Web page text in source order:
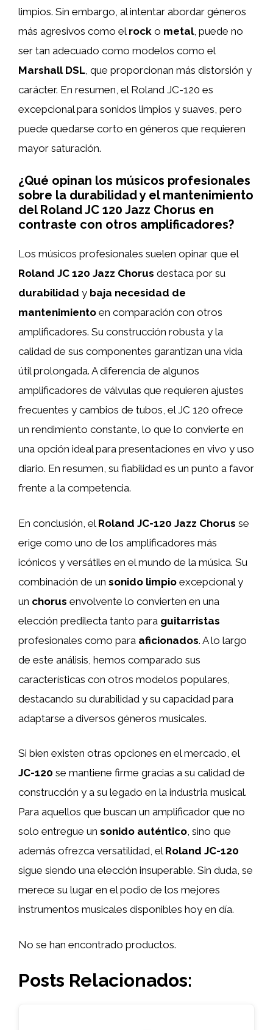
limpios. Sin embargo, al intentar abordar géneros
más agresivos como el rock o metal, puede no
ser tan adecuado como modelos como el
Marshall DSL , que proporcionan más distorsión y
carácter. En resumen, el Roland JC-120 es
excepcional para sonidos limpios y suaves, pero
puede quedarse corto en géneros que requieren
mayor saturación.
¿Qué opinan los músicos profesionales
sobre la durabilidad y el mantenimiento
del Roland JC 120 Jazz Chorus en
contraste con otros amplificadores?
Los músicos profesionales suelen opinar que el
Roland JC 120 Jazz Chorus destaca por su
durabilidad y baja necesidad de
mantenimiento en comparación con otros
amplificadores. Su construcción robusta y la
calidad de sus componentes garantizan una vida
útil prolongada. A diferencia de algunos
amplificadores de válvulas que requieren ajustes
frecuentes y cambios de tubos, el JC 120 ofrece
un rendimiento constante, lo que lo convierte en
una opción ideal para presentaciones en vivo y uso
diario. En resumen, su fiabilidad es un punto a favor
frente a la competencia.
En conclusión, el Roland JC-120 Jazz Chorus se
erige como uno de los amplificadores más
icónicos y versátiles en el mundo de la música. Su
combinación de un sonido limpio excepcional y
un chorus envolvente lo convierten en una
elección predilecta tanto para guitarristas
profesionales como para aficionados. A lo largo
de este análisis, hemos comparado sus
características con otros modelos populares,
destacando su durabilidad y su capacidad para
adaptarse a diversos géneros musicales.
Si bien existen otras opciones en el mercado, el
JC-120 se mantiene firme gracias a su calidad de
construcción y a su legado en la industria musical.
Para aquellos que buscan un amplificador que no
solo entregue un sonido auténtico, sino que
además ofrezca versatilidad, el Roland JC-120
sigue siendo una elección insuperable. Sin duda, se
merece su lugar en el podio de los mejores
instrumentos musicales disponibles hoy en día.
No se han encontrado productos.
Posts Relacionados: